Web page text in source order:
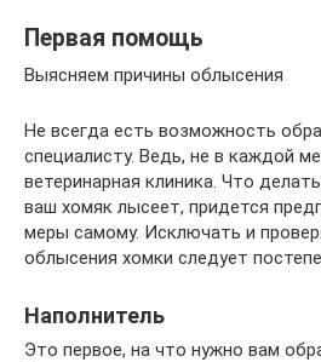
Первая помощь
Выясняем причины облысения
Не всегда есть возможность
специалисту. Ведь, не в каждой
ветеринарная клиника. Что
ваш хомяк лысеет, придется
меры самому. Исключать и
облысения хомки следует
Наполнитель
Это первое, на что нужно вам